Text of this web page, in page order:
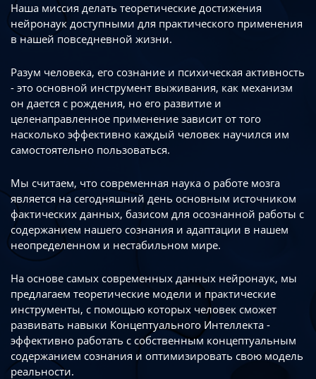
Наша миссия делать теоретические достижения
нейронаук доступными для практического применения
в нашей повседневной жизни.
Разум человека, его сознание и психическая активность
- это основной инструмент выживания, как механизм
он дается с рождения, но его развитие и
целенаправленное применение зависит от того
насколько эффективно каждый человек научился им
самостоятельно пользоваться.
Мы считаем, что современная наука о работе мозга
является на сегодняшний день основным источником
фактических данных, базисом для осознанной работы с
содержанием нашего сознания и адаптации в нашем
неопределенном и нестабильном мире.
На основе самых современных данных нейронаук, мы
предлагаем теоретические модели и практические
инструменты, с помощью которых человек сможет
развивать навыки Концептуального Интеллекта -
эффективно работать с собственным концептуальным
содержанием сознания и оптимизировать свою модель
реальности.